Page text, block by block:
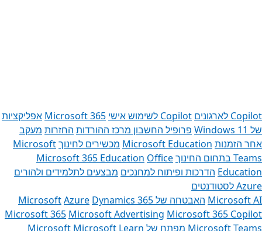
Copilot לארגונים Copilot לשימוש אישי Microsoft 365 אפליקציות
של Windows 11‏
פרופיל החשבון מרכז ההורדות החזרות מעקב
אחר הזמנות Microsoft Education מכשירים לחינוךMicrosoft
Teams בתחום החינוך
Microsoft 365 Education Office
Education הדרכות ופיתוח למחנכים מבצעים לתלמידים ולהורים
Azure לסטודנטים
Microsoft AI האבטחה של Microsoft Azure Dynamics 365
Microsoft 365 Microsoft Advertising Microsoft 365 Copilot
Microsoft Teams מפתח של Microsoft Microsoft Learn